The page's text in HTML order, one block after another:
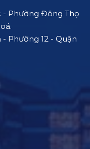
- Phường Đông Thọ
Phường 12 - Quận